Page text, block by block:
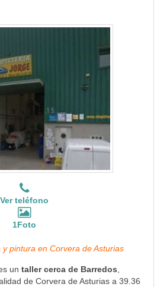
Ver teléfono
1Foto
pintura en Corvera de Asturias
un taller cerca de Barredos
de Corvera de Asturias a 39.36